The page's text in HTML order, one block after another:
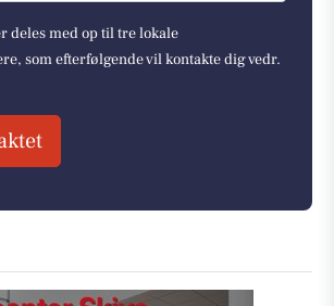
deles med op til tre lokale
som efterfølgende vil kontakte dig vedr.